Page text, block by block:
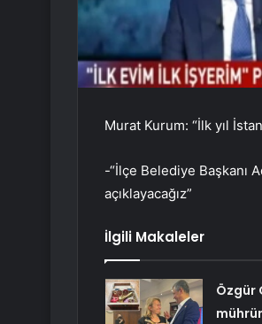
Murat Kurum: “İlk yıl
-“İlçe Belediye Başkanı
açıklayacağız”
İlgili Makaleler
Özgür